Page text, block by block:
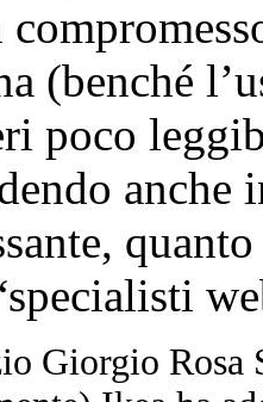
(benché
poco
anche
Giorgio Rosa